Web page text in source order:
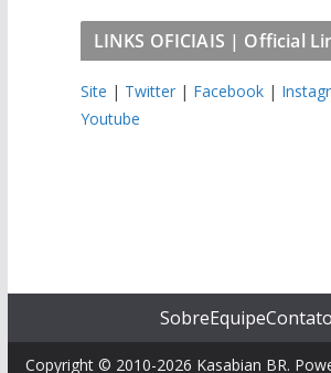
LINKS OFICIAIS | Official
Site | Twitter| Facebook|
Youtube
SobreEquipeContato
Copyright © 2010-2026 Kasabian BR.